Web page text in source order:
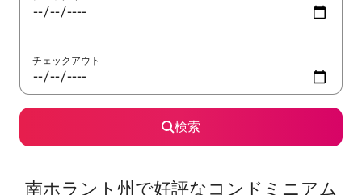
チェックアウト
検索
南ホラント州で好評なコンドミニアム